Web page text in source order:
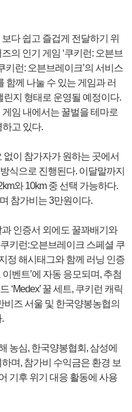
다 쉽고 즐겁게 전달하기 위
의 인기 게임 ‘쿠키런: 오븐브
키런: 오븐브레이크’의 서비스
함께 나눌 수 있는 게임과 러
지 형태로 운영될 예정이다.
임 내에서는 꿀벌을 테마로
고 있다.
이 참가자가 원하는 곳에서
식으로 진행된다. 이달말까지
와 10km 중 선택 가능하다.
참가비는 3만원이다.
인증서 외에도 꿀꽈배기와
키런:오븐브레이크 스페셜 쿠
정 해시태그와 함께 러닝 인증
벤트’에 자동 응모되며, 추첨
‘Medex’ 꿀 세트, 쿠키런 캐릭
비즈 서울 및 한국양봉농협의
농심, 한국양봉협회, 삼성에
며, 참가비 수익금은 환경 보
기후 위기 대응 활동에 사용